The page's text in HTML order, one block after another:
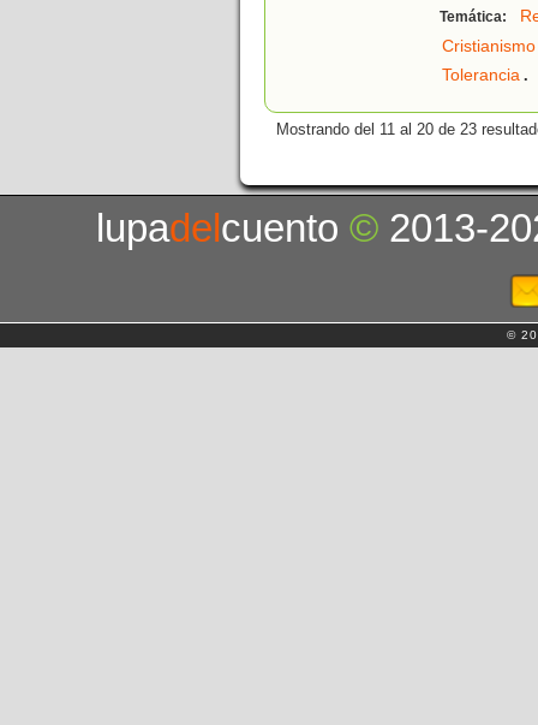
Temática:
Cristianismo
Tolerancia.
Mostrando del 11 al 20 de 23
lupadelcuento© 2013-
©